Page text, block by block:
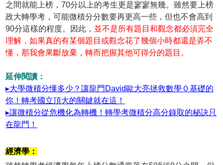
之間就能上榜，70分以上的考生更是寥寥無幾。雖然要上榜
政大轉學考，可能微積分分數要再更高一些，但也不會高到
90分這樣的程度。因此， 並不是所有題目和觀念都必須完全
理解，如果真的有某個題目或觀念花了幾個小時都還是弄不
懂，那我會果斷放棄，轉而把握其他可得分的題目。
延伸閱讀：
▸大學微積分懂多少？讓龍門David歐大亮拯救數學０基礎的
你！轉考國立頂大的關鍵就在這！
▸讓微積分從危機化為轉機！轉學考微積分高分錄取的秘訣只
在龍門！
經濟學：